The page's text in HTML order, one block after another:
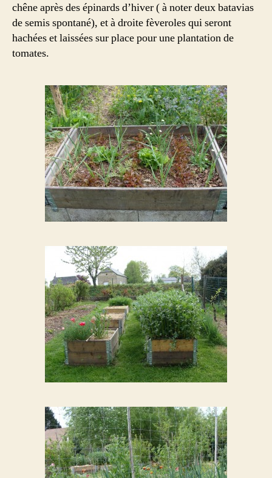
chêne après des épinards d’hiver ( à noter deux batavias
de semis spontané), et à droite fèveroles qui seront
hachées et laissées sur place pour une plantation de
tomates.